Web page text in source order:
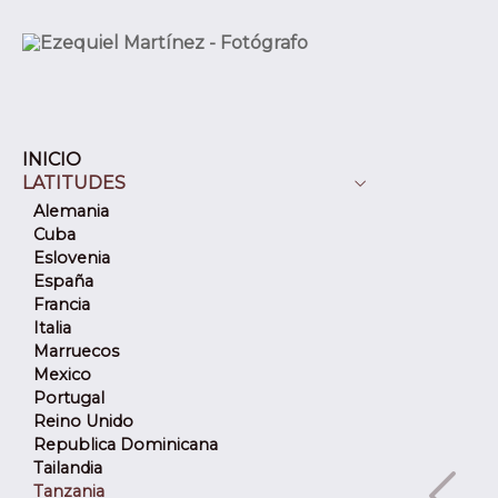
INICIO
LATITUDES
Alemania
Cuba
Eslovenia
España
Francia
Italia
Marruecos
Mexico
Portugal
Reino Unido
Republica Dominicana
Tailandia
Tanzania